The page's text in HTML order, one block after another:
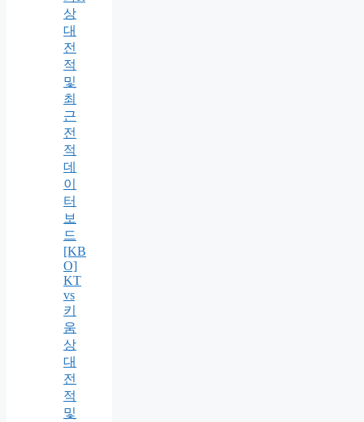
상
대
전
적
및
최
근
전
적
데
이
터
보
드
[KB
O]
KT
vs
키
움
상
대
전
적
및